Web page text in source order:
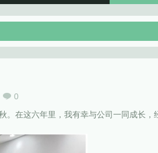
0
。在这六年里，我有幸与公司一同成长